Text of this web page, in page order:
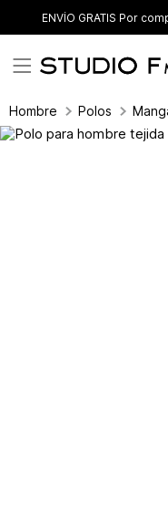
ENVÍO GRATIS Por
Hombre Polos